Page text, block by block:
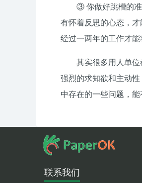
③ 你做好跳槽的
有怀着反思的心态，
经过一两年的工作才
其实很多用人单
强烈的求知欲和主动
中存在的一些问题，
联系我们